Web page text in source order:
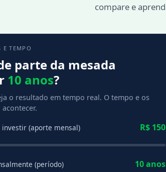
compare e
E TEMPO
parte da mesada
10 anos?
o resultado em tempo real. O tempo e os
(aporte mensal) R$ 150
(período) 10 anos